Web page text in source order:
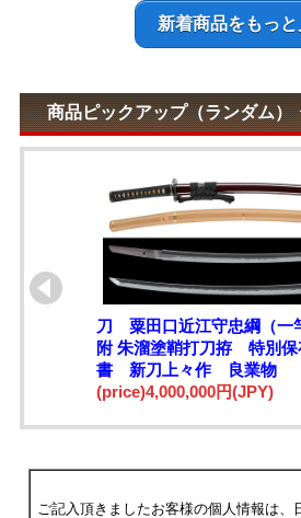
新着商品をもっと
商品ピックアップ（ランダム）
刀 粟田口近江守忠綱（一
附 朱溜塗鞘打刀拵 特別保
書 新刀上々作 良業物
(price)4,000,000円(JPY)
ご記入頂きましたお客様の個人情報は